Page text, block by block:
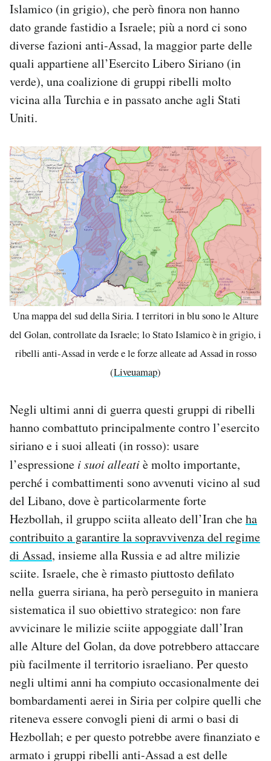
Islamico (in grigio), che però finora non hanno
dato grande fastidio a Israele; più a nord ci sono
diverse fazioni anti-Assad, la maggior parte delle
quali appartiene all’Esercito Libero Siriano (in
verde), una coalizione di gruppi ribelli molto
vicina alla Turchia e in passato anche agli Stati
Uniti.
Una mappa del sud della Siria. I territori in blu sono le Alture
del Golan, controllate da Israele; lo Stato Islamico è in grigio, i
ribelli anti-Assad in verde e le forze alleate ad Assad in rosso
(Liveuamap)
Negli ultimi anni di guerra questi gruppi di ribelli
hanno combattuto principalmente contro l’esercito
siriano e i suoi alleati (in rosso): usare
l’espressione i suoi alleatiè molto importante,
perché i combattimenti sono avvenuti vicino al sud
del Libano, dove è particolarmente forte
Hezbollah, il gruppo sciita alleato dell’Iran cheha
contribuito a garantire la sopravvivenza del regime
di Assad, insieme alla Russia e ad altre milizie
sciite. Israele, che è rimasto piuttosto defilato
nella guerra siriana, ha però perseguito in maniera
sistematica il suo obiettivo strategico: non fare
avvicinare le milizie sciite appoggiate dall’Iran
alle Alture del Golan, da dove potrebbero attaccare
più facilmente il territorio israeliano. Per questo
negli ultimi anni ha compiuto occasionalmente dei
bombardamenti aerei in Siria per colpire quelli che
riteneva essere convogli pieni di armi o basi di
Hezbollah; e per questo potrebbe avere finanziato e
armato i gruppi ribelli anti-Assad a est delle